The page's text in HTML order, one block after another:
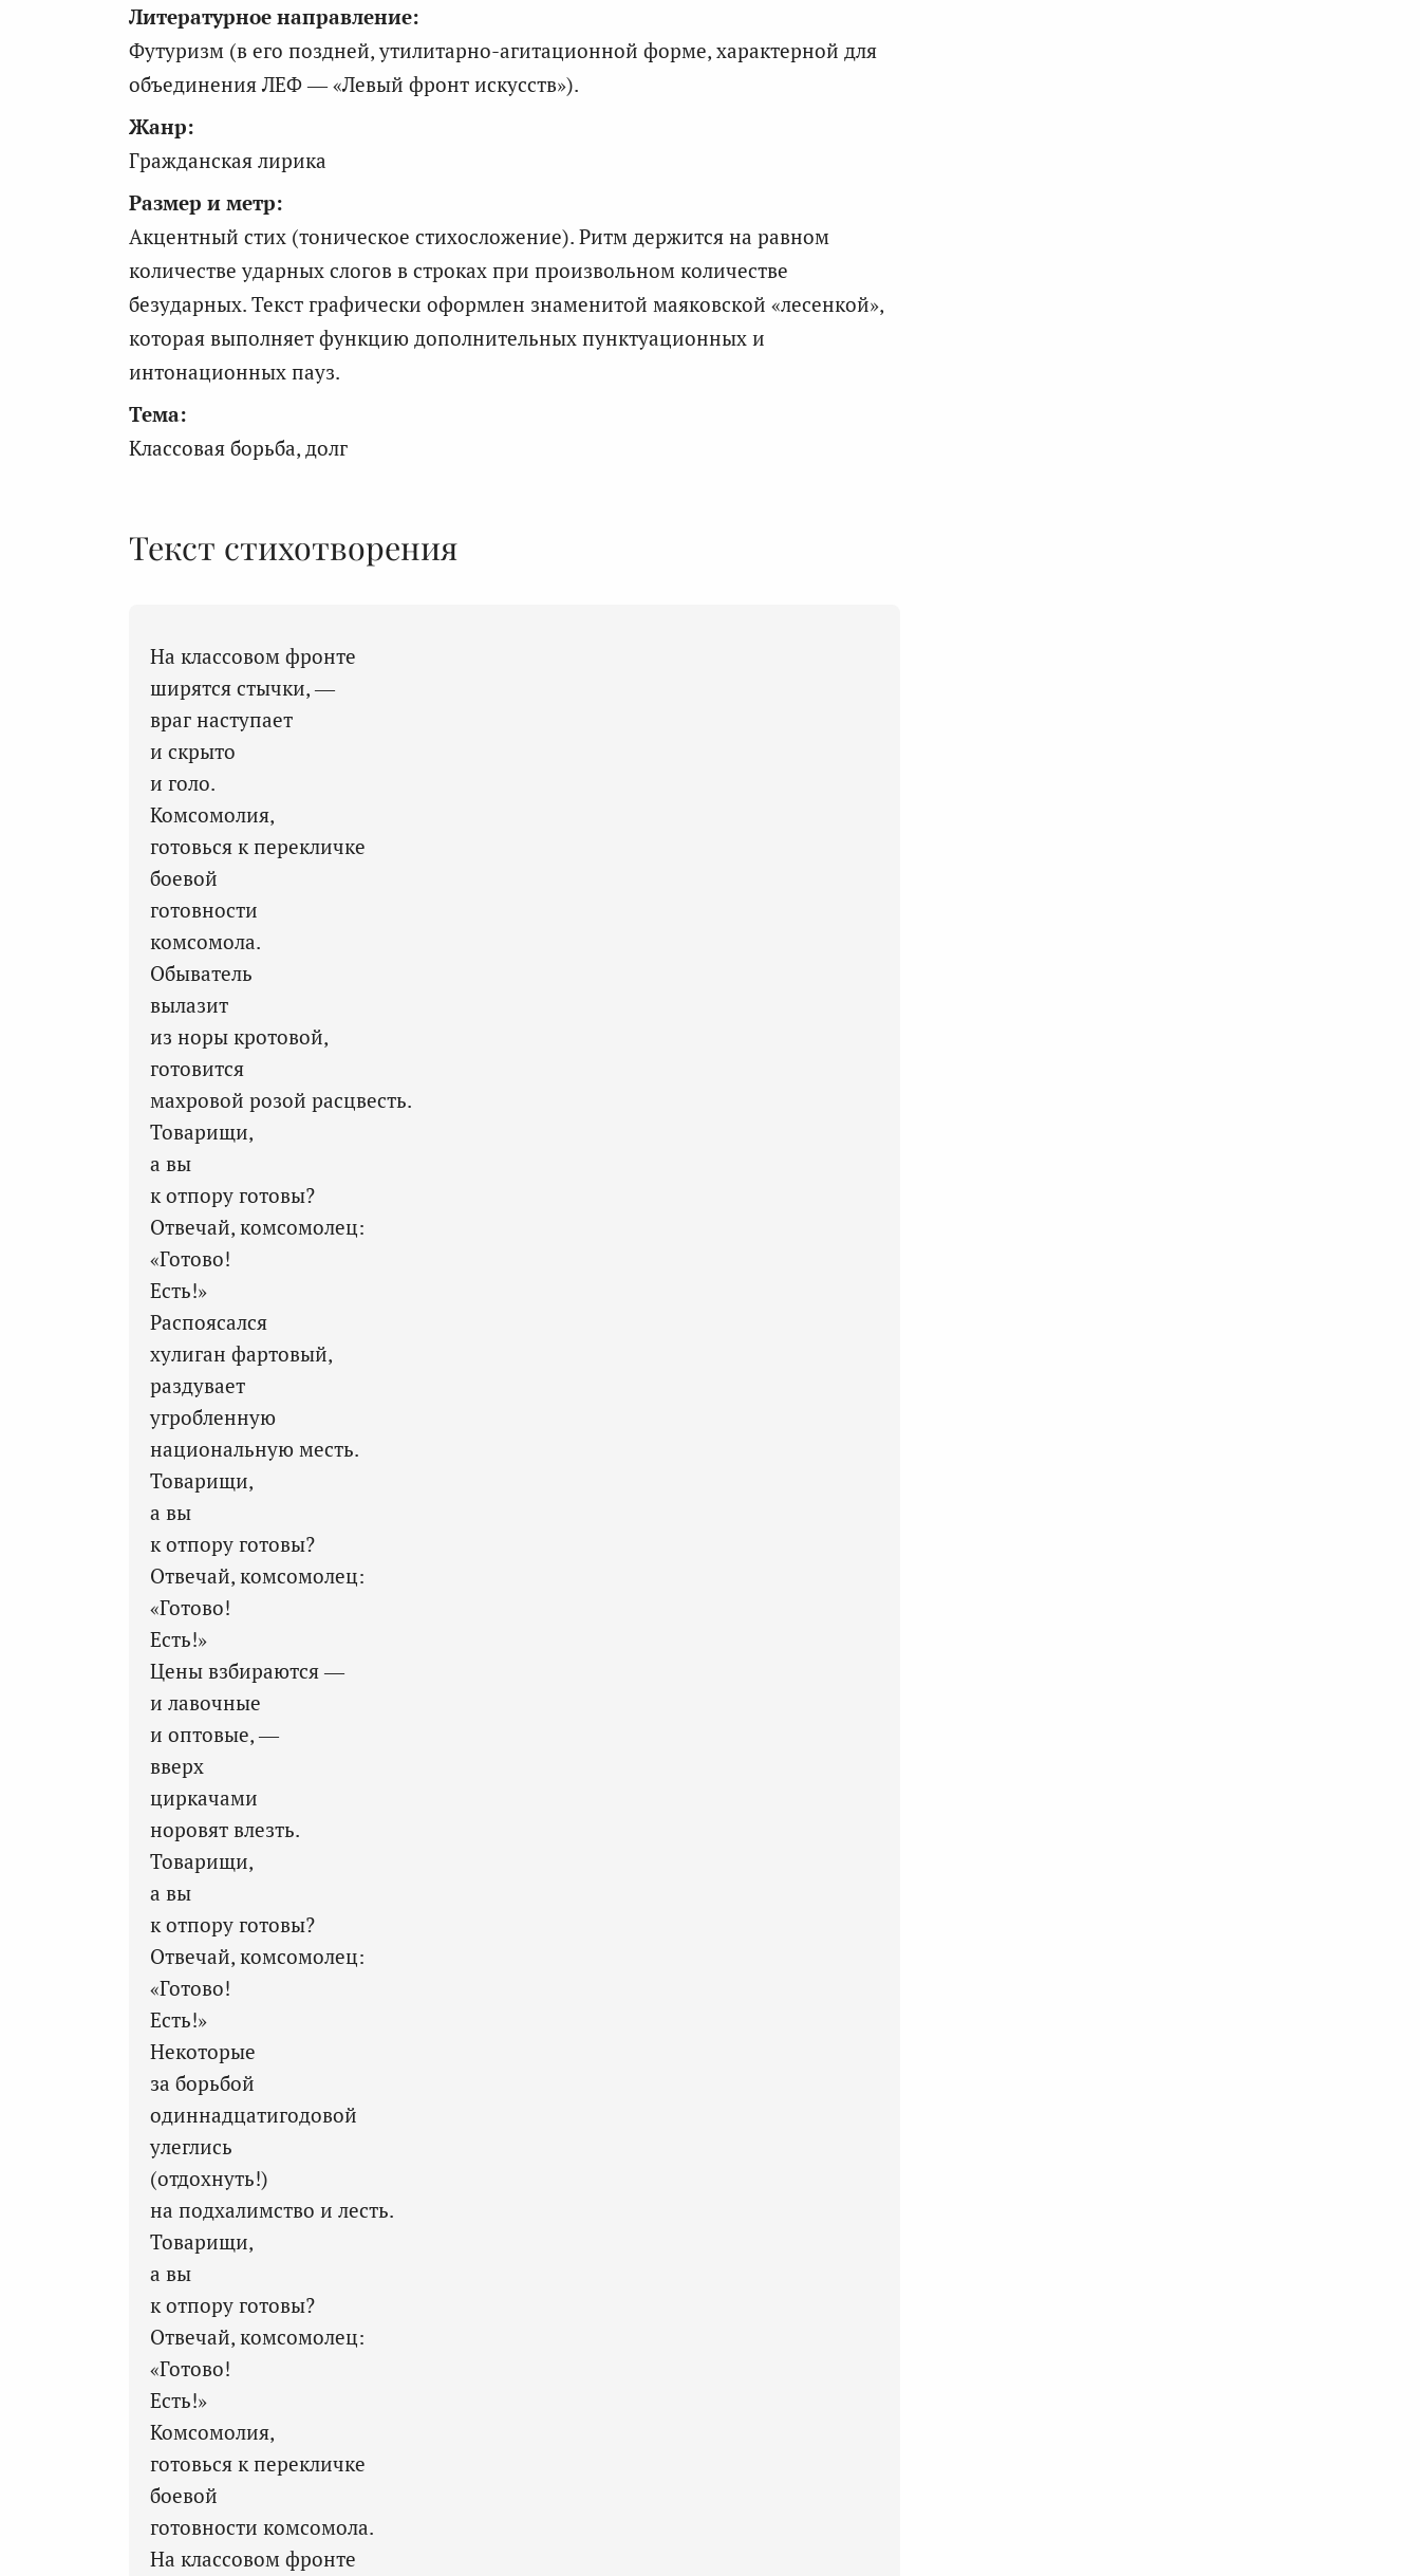
Литературное направление:
Футуризм (в его поздней, утилитарно-агитационной форме, характерной для
объединения ЛЕФ — «Левый фронт искусств»).
Жанр:
Гражданская лирика
Размер и метр:
Акцентный стих (тоническое стихосложение). Ритм держится на равном
количестве ударных слогов в строках при произвольном количестве
безударных. Текст графически оформлен знаменитой маяковской «лесенкой»,
которая выполняет функцию дополнительных пунктуационных и
интонационных пауз.
Тема:
Классовая борьба, долг
Текст стихотворения
На классовом фронте
ширятся стычки, —
враг наступает
и скрыто
и голо.
Комсомолия,
готовься к перекличке
боевой
готовности
комсомола.
Обыватель
вылазит
из норы кротовой,
готовится
махровой розой расцвесть.
Товарищи,
а вы
к отпору готовы?
Отвечай, комсомолец:
«Готово!
Есть!»
Распоясался
хулиган фартовый,
раздувает
угробленную
национальную месть.
Товарищи,
а вы
к отпору готовы?
Отвечай, комсомолец:
«Готово!
Есть!»
Цены взбираются —
и лавочные
и оптовые, —
вверх
циркачами
норовят влезть.
Товарищи,
а вы
к отпору готовы?
Отвечай, комсомолец:
«Готово!
Есть!»
Некоторые
за борьбой
одиннадцатигодовой
улеглись
(отдохнуть!)
на подхалимство и лесть.
Товарищи,
а вы
к отпору готовы?
Отвечай, комсомолец:
«Готово!
Есть!»
Комсомолия,
готовься к перекличке
боевой
готовности комсомола.
На классовом фронте